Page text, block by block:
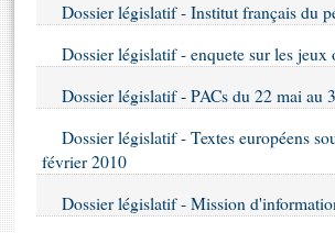
Textes adoptés
Rapports législatifs
Rapports sur l'application des lois
Baromètre de l’application des lois
Juniors
Anciennes législatures
Dossier législatif - Institut français du
Dossier législatif - enquete sur les
Dossier législatif - PACs du 22 mai au
Dossier législatif - Textes européens
février 2010
Dossier législatif - Mission